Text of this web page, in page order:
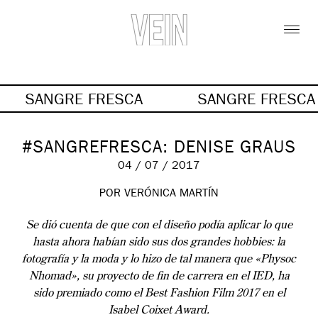
SANGRE FRESCA SANGRE
#SANGREFRESCA: DENISE GRAUS
04 / 07 / 2017
POR VERÓNICA MARTÍN
Se dió cuenta de que con el diseño podía aplicar lo que
hasta ahora habían sido sus dos grandes hobbies: la
fotografía y la moda y lo hizo de tal manera que «Physoc
Nhomad», su proyecto de fin de carrera en el IED, ha
sido premiado como el Best Fashion Film 2017 en el
Isabel Coixet Award.